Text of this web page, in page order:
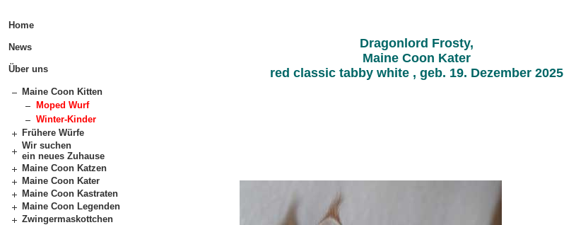
Home
News
Über uns
Maine Coon Kitten
Moped Wurf
Winter-Kinder
Frühere Würfe
Wir suchen
ein neues Zuhause
Maine Coon Katzen
Maine Coon Kater
Maine Coon Kastraten
Maine Coon Legenden
Zwingermaskottchen
Dragonlord Frosty,
Maine Coon Kater
red classic tabby white , geb. 19. Dezember 2025